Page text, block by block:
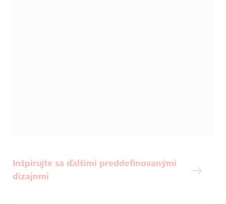
Inšpirujte sa ďalšími preddefinovanými
dizajnmi